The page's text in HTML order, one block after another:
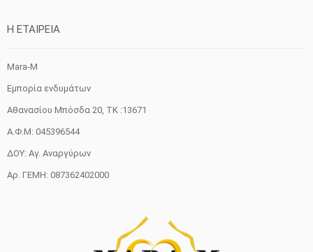
H ETAIΡΕΙΑ
Mara-M
Εμπορία ενδυμάτων
Αθανασίου Μπόσδα 20, ΤΚ :13671
Α.Φ.Μ: 045396544
ΔΟΥ: Αγ. Αναργύρων
Αρ. ΓΕΜΗ: 087362402000